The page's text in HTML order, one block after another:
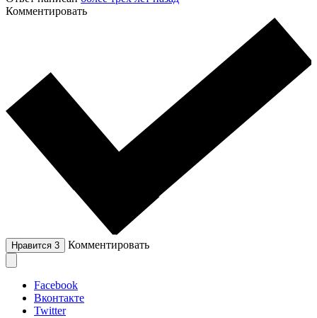
Комментировать
Нравится 3 Комментировать
Facebook
Вконтакте
Twitter